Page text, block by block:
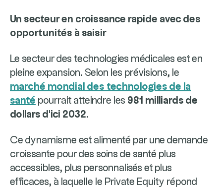
Un secteur en croissance rapide avec des
opportunités à saisir
Le secteur des technologies médicales est en
pleine expansion. Selon les prévisions, le
marché mondial des technologies de la
santé pourrait atteindre les 981 milliards de
dollars d'ici 2032.
Ce dynamisme est alimenté par une demande
croissante pour des soins de santé plus
accessibles, plus personnalisés et plus
efficaces, à laquelle le Private Equity répond